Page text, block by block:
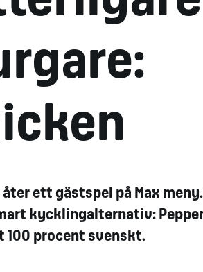
ett gästspel på Max
kycklingalternativ:
100 procent svenskt.